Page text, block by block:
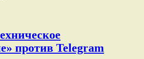
против Telegram